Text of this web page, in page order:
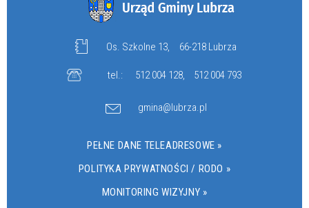
Os. Szkolne 13, 66-218 Lubrza
tel.: 512 004 128 512 004 793
gmina@lubrza.pl
PEŁNE DANE TELEADRESOWE »
POLITYKA PRYWATNOŚCI / RODO »
MONITORING WIZYJNY »